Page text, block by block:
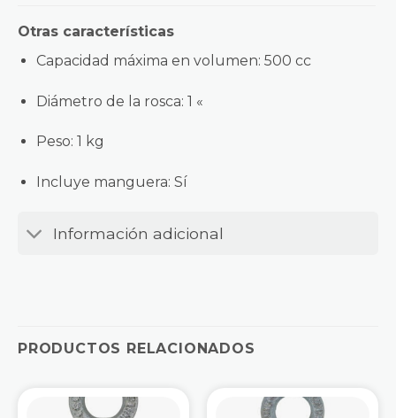
Otras características
Capacidad máxima en volumen: 500 cc
Diámetro de la rosca: 1 «
Peso: 1 kg
Incluye manguera: Sí
Información adicional
PRODUCTOS RELACIONADOS